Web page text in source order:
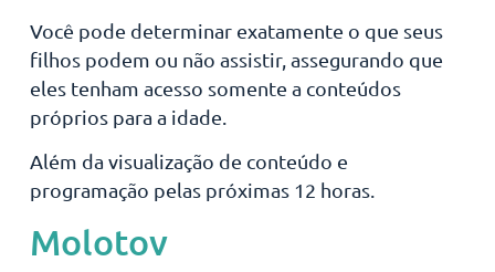
Você pode determinar exatamente o que seus
filhos podem ou não assistir, assegurando que
eles tenham acesso somente a conteúdos
próprios para a idade.
Além da visualização de conteúdo e
programação pelas próximas 12 horas.
Molotov